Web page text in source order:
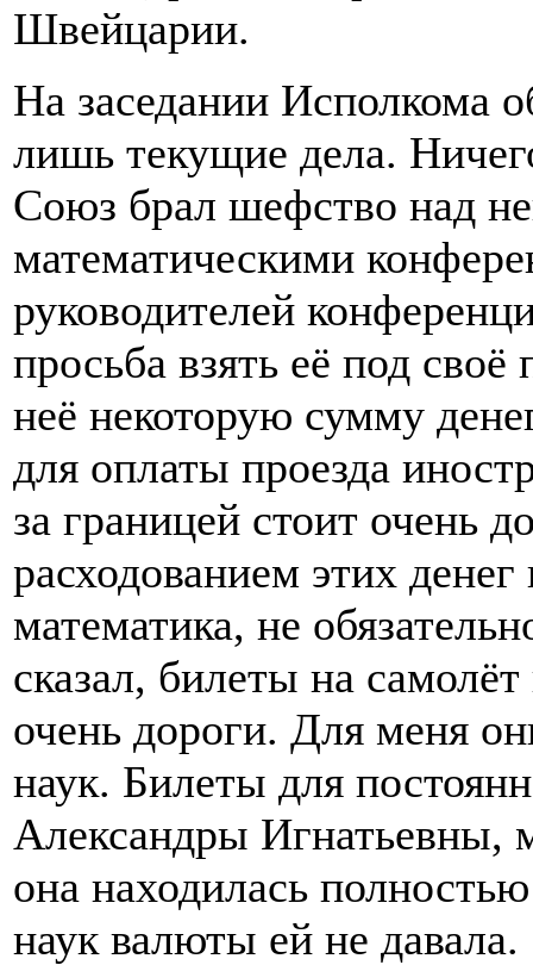
Швейцарии.
На заседании Исполкома
лишь текущие дела.
Союз брал шефство над
математическими
руководителей
просьба взять её под своё
неё некоторую сумму
для оплаты проезда
за границей стоит очень
расходованием этих
математика, не
сказал, билеты на
очень дороги. Для меня
наук. Билеты для
Александры Игнатьевны,
она находилась
наук валюты ей не давала.